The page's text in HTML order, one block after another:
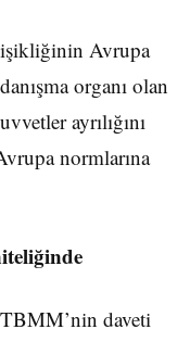
Avrupa
organı olan
ayrılığını
normlarına
daveti